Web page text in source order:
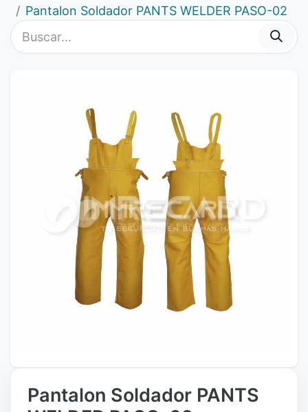
Pantalon Soldador PANTS WELDER PASO-02
Pantalon Soldador PANTS